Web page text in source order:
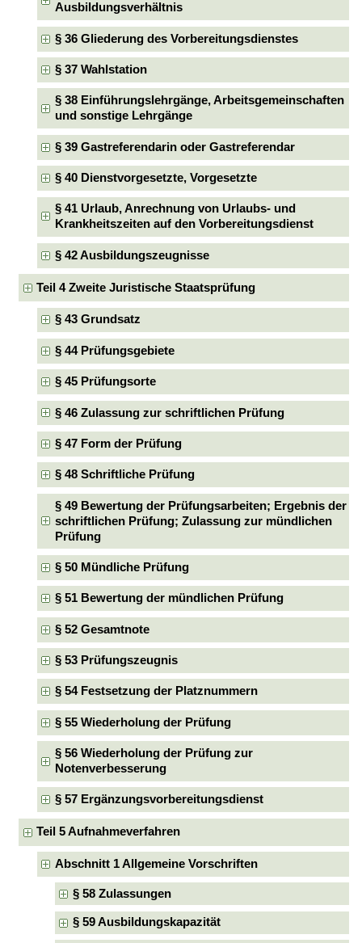
Ausbildungsverhältnis
§ 36 Gliederung des Vorbereitungsdienstes
§ 37 Wahlstation
§ 38 Einführungslehrgänge, Arbeitsgemeinschaften
und sonstige Lehrgänge
§ 39 Gastreferendarin oder Gastreferendar
§ 40 Dienstvorgesetzte, Vorgesetzte
§ 41 Urlaub, Anrechnung von Urlaubs- und
Krankheitszeiten auf den Vorbereitungsdienst
§ 42 Ausbildungszeugnisse
Teil 4 Zweite Juristische Staatsprüfung
§ 43 Grundsatz
§ 44 Prüfungsgebiete
§ 45 Prüfungsorte
§ 46 Zulassung zur schriftlichen Prüfung
§ 47 Form der Prüfung
§ 48 Schriftliche Prüfung
§ 49 Bewertung der Prüfungsarbeiten; Ergebnis der
schriftlichen Prüfung; Zulassung zur mündlichen
Prüfung
§ 50 Mündliche Prüfung
§ 51 Bewertung der mündlichen Prüfung
§ 52 Gesamtnote
§ 53 Prüfungszeugnis
§ 54 Festsetzung der Platznummern
§ 55 Wiederholung der Prüfung
§ 56 Wiederholung der Prüfung zur
Notenverbesserung
§ 57 Ergänzungsvorbereitungsdienst
Teil 5 Aufnahmeverfahren
Abschnitt 1 Allgemeine Vorschriften
§ 58 Zulassungen
§ 59 Ausbildungskapazität